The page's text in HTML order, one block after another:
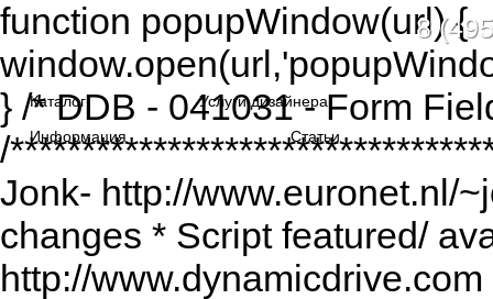
function popupWindow(url) {
} /* DDB - 041031 - Form
/
Jonk- http://www.euronet.nl/
changes * Script featured/
http://
8
Каталог
Услуги дизайнера
Информация
Статьи